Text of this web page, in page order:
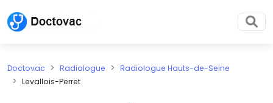
Doctovac Radiologue
Radiologue Hauts-de-Seine
Levallois-Perret